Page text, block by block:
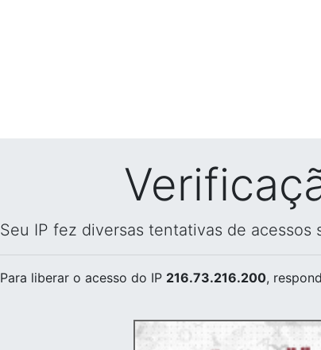
Seu IP fez diversas tentativas de
Para liberar o acesso do IP 216.73.216.200,